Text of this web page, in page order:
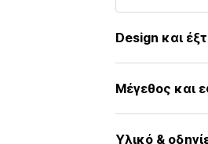
Design και
Ζέρσεϊ
Στρόγγυλη
Γαζωμένο
Μέγεθος και
Υλικό &